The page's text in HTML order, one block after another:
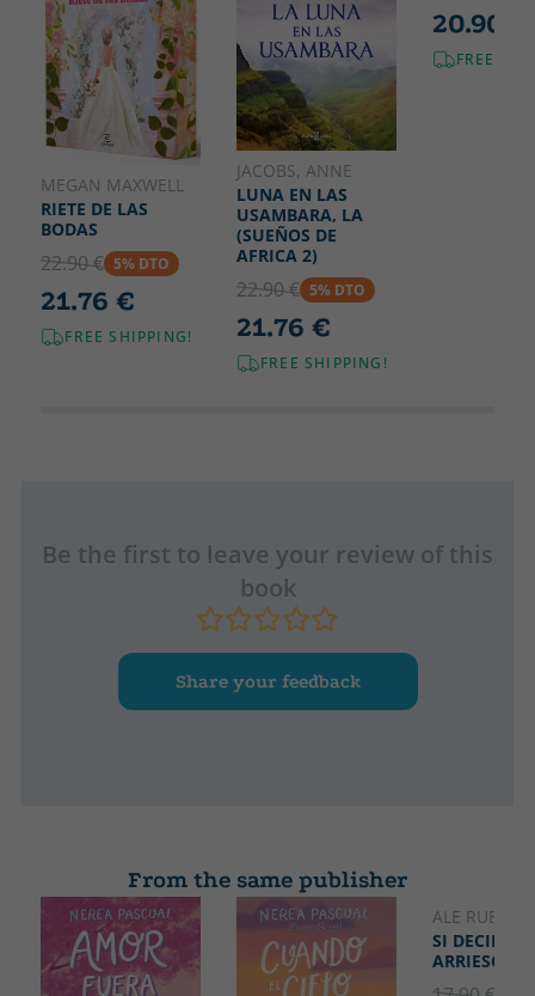
MEGAN MAXWELL
RIETE DE LAS
BODAS
22.90 € 5% DTO
21.76 €
FREE SHIPPING!
JACOBS, ANNE
LUNA EN LAS
USAMBARA, LA
(SUEÑOS DE
AFRICA 2)
22.90 € 5% DTO
21.76 €
FREE SHIPPING!
20.90 €
FREE
Be the first to leave your review of this
book
Share your feedback
From the same publisher
ALE RUBIO
SI DECIDO